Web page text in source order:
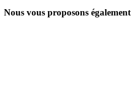
Nous vous proposons également